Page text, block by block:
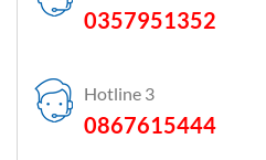
0357951352
Hotline 3
0867615444